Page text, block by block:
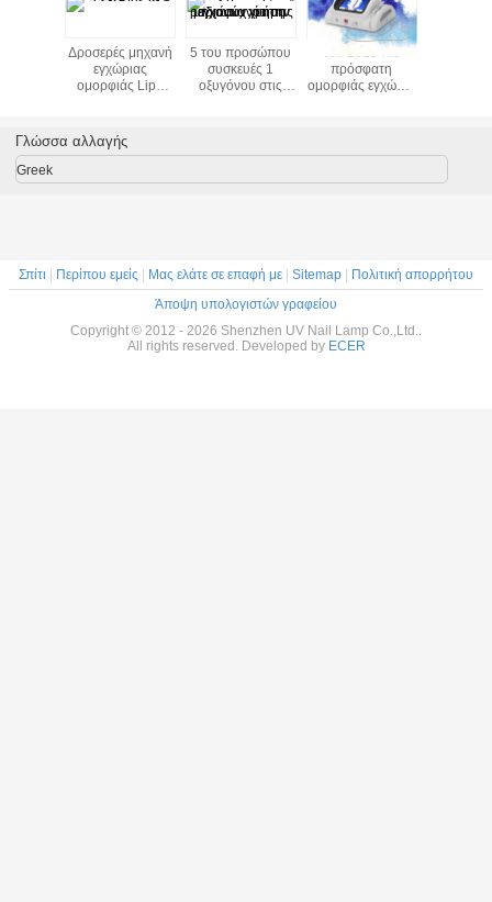
Δροσερές μηχανή
εγχώριας
ομορφιάς Lipo
σκλήρυνσης
δερμάτων
5 του προσώπου
συσκευές 1
οξυγόνου στις
εγχώρια χρήση
του 2015 πιό
πρόσφατη
ομορφιάς εγχώρια
με υψηλό -
Γλώσσα αλλαγής
Greek
Σπίτι Περίπου εμείς Μας ελάτε σε επαφή με Sitemap
Πολιτική απορρήτου
Άποψη υπολογιστών γραφείου
Copyright © 2012 - 2026 Shenzhen UV Nail Lamp Co.,Ltd..
All rights reserved. Developed by ECER